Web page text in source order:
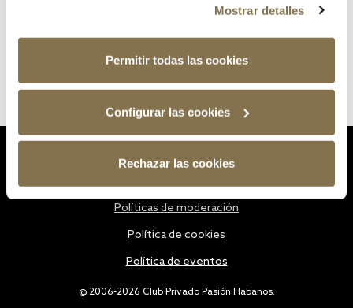
Mostrar detalles
Permitir todas las cookies
Configurar las cookies
Rechazar las cookies
@ 2006-2026 Club Privado Pasión Habanos.
Políticas de moderación
Política de cookies
Política de eventos